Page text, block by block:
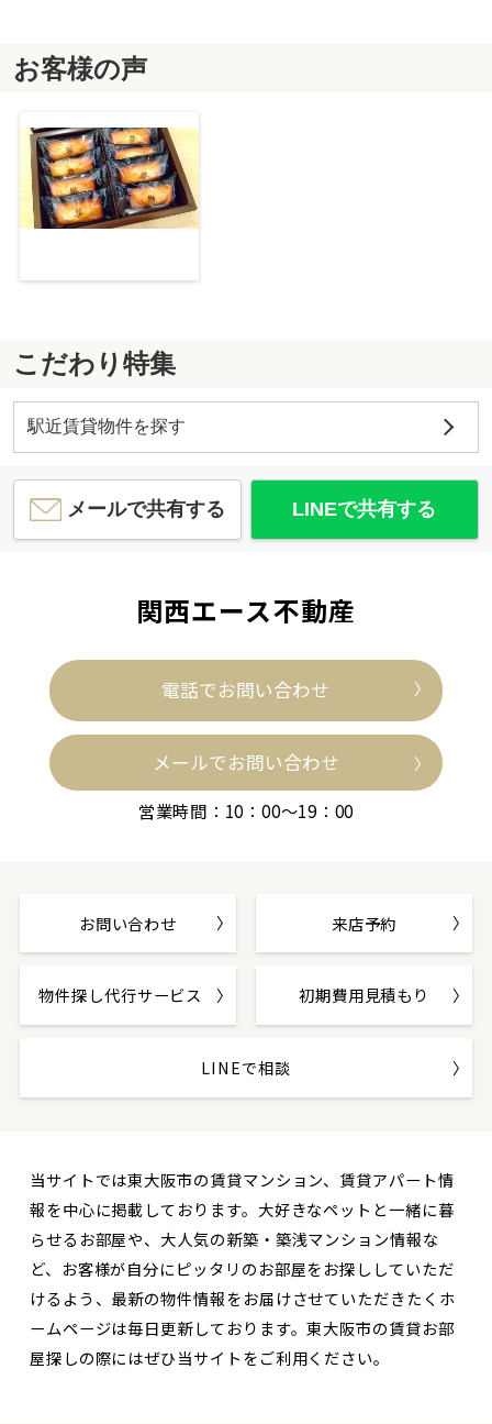
お客様の声
こだわり特集
駅近賃貸物件を探す
メールで共有する LINEで共有する
関西エース不動産
電話でお問い合わせ
メールでお問い合わせ
営業時間：10：00～19：00
お問い合わせ 来店予約
物件探し代行サービス 初期費用見積もり
LINEで相談
当サイトでは東大阪市の賃貸マンション、賃貸アパート情
報を中心に掲載しております。大好きなペットと一緒に暮
らせるお部屋や、大人気の新築・築浅マンション情報な
ど、お客様が自分にピッタリのお部屋をお探ししていただ
けるよう、最新の物件情報をお届けさせていただきたくホ
ームページは毎日更新しております。東大阪市の賃貸お部
屋探しの際にはぜひ当サイトをご利用ください。